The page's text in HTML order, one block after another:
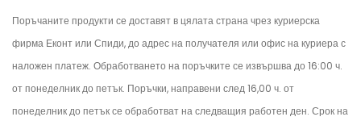
Поръчаните продукти се доставят в цялата страна чрез куриерска
фирма Еконт или Спиди, до адрес на получателя или офис на куриера с
наложен платеж. Обработването на поръчките се извършва до 16:00 ч.
от понеделник до петък. Поръчки, направени след 16,00 ч. от
понеделник до петък се обработват на следващия работен ден. Срок на